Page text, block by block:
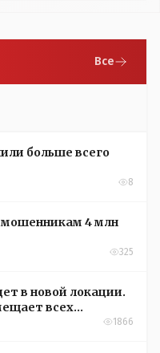
Все
больше всего
8
мошенникам 4 млн
325
в новой локации.
всех
1866